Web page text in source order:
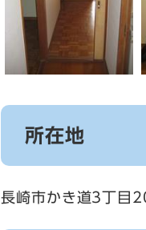
所在地
長崎市かき道3丁